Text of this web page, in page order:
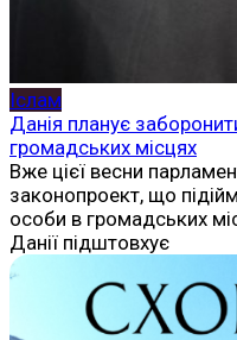
Іслам
Данія планує
громадських місцях
Вже цієї весни
законопроект, що
особи в громадських
Данії підштовхує